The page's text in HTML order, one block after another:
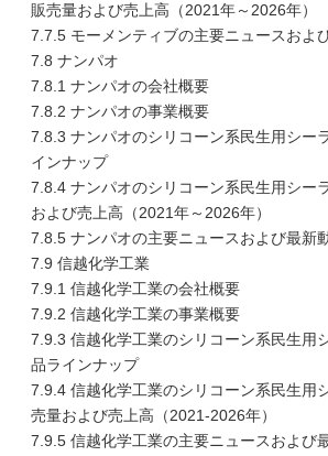
販売量および売上高（2021年～2026年）
7.7.5 モーメンティブの主要ニュースおよ
7.8 ナンパオ
7.8.1 ナンパオの会社概要
7.8.2 ナンパオの事業概要
7.8.3 ナンパオのシリコーン系民生用シー
インナップ
7.8.4 ナンパオのシリコーン系民生用シー
および売上高（2021年～2026年）
7.8.5 ナンパオの主要ニュースおよび最新
7.9 信越化学工業
7.9.1 信越化学工業の会社概要
7.9.2 信越化学工業の事業概要
7.9.3 信越化学工業のシリコーン系民生用
品ラインナップ
7.9.4 信越化学工業のシリコーン系民生用
売量および売上高（2021-2026年）
7.9.5 信越化学工業の主要ニュースおよび